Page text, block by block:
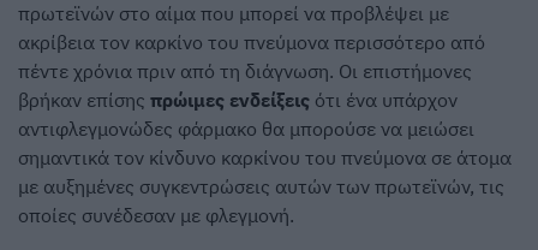
πρωτεϊνών στο αίμα που μπορεί να προβλέψει με
ακρίβεια τον καρκίνο του πνεύμονα περισσότερο από
πέντε χρόνια πριν από τη διάγνωση. Οι επιστήμονες
βρήκαν επίσης πρώιμες ενδείξεις ότι ένα υπάρχον
αντιφλεγμονώδες φάρμακο θα μπορούσε να μειώσει
σημαντικά τον κίνδυνο καρκίνου του πνεύμονα σε άτομα
με αυξημένες συγκεντρώσεις αυτών των πρωτεϊνών, τις
οποίες συνέδεσαν με φλεγμονή.